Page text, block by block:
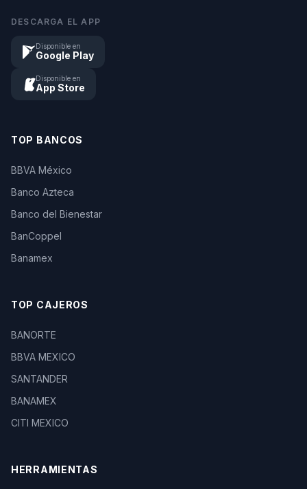
DESCARGA EL APP
Disponible en
Google Play
Disponible en
App Store
TOP BANCOS
BBVA México
Banco Azteca
Banco del Bienestar
BanCoppel
Banamex
TOP CAJEROS
BANORTE
BBVA MEXICO
SANTANDER
BANAMEX
CITI MEXICO
HERRAMIENTAS